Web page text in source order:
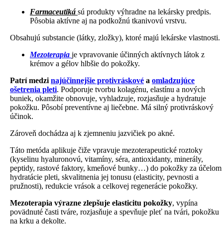
Farmaceutiká sú produkty výhradne na lekársky predpis.
Pôsobia aktívne aj na podkožnú tkanivovú vrstvu. ⁠
Obsahujú substancie (látky, zložky), ktoré majú lekárske vlastnosti.⁠
Mezoterapia je vpravovanie účinných aktívnych látok z
krémov a gélov hlbšie do pokožky.
Patrí medzi najúčinnejšie protivráskové a omladzujúce
ošetrenia pleti. Podporuje tvorbu kolagénu, elastínu a nových
buniek, okamžite obnovuje, vyhladzuje, rozjasňuje a hydratuje
pokožku. Pôsobí preventívne aj liečebne. Má silný protivráskový
účinok.
Zároveň dochádza aj k zjemneniu jazvičiek po akné.
Táto metóda aplikuje čiže vpravuje mezoterapeutické roztoky
(kyselinu hyaluronovú, vitamíny, séra, antioxidanty, minerály,
peptidy, rastové faktory, kmeňové bunky…) do pokožky za účelom
hydratácie pleti, skvalitnenia jej tonusu (elasticity, pevnosti a
pružnosti), redukcie vrások a celkovej regenerácie pokožky.
Mezoterapia výrazne zlepšuje elasticitu pokožky, vypína
povädnuté časti tváre, rozjasňuje a spevňuje pleť na tvári, pokožku
na krku a dekolte.